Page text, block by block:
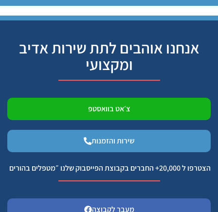
אנחנו אוהבים לתת שירות אדיב
ומקצועי
צ׳אט בוואסטפ
שירות והזמנות
הצטרפו ל 20,000+ החברים בקבוצת הפייסבוק שלנו ״מטפלים בהורים
מעבר לקבוצה